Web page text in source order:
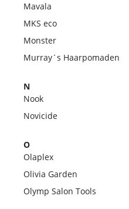
Mavala
MKS eco
Monster
Murray´s Haarpomaden
N
Nook
Novicide
O
Olaplex
Olivia Garden
Olymp Salon Tools